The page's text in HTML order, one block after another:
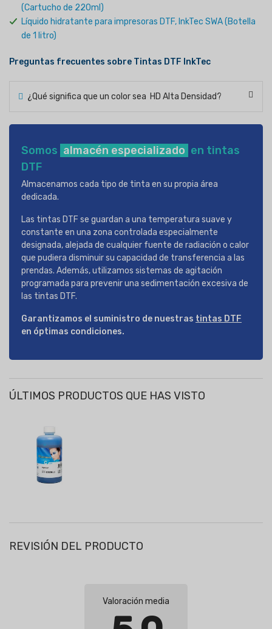
(Cartucho de 220ml)
Líquido hidratante para impresoras DTF, InkTec SWA (Botella
de 1 litro)
Preguntas frecuentes sobre Tintas DTF InkTec
¿Qué significa que un color sea HD Alta Densidad?
Somos almacén especializado en tintas
DTF
Almacenamos cada tipo de tinta en su propia área
dedicada.
Las tintas DTF se guardan a una temperatura suave y
constante en una zona controlada especialmente
designada, alejada de cualquier fuente de radiación o calor
que pudiera disminuir su capacidad de transferencia a las
prendas. Además, utilizamos sistemas de agitación
programada para prevenir una sedimentación excesiva de
las tintas DTF.
Garantizamos el suministro de nuestras tintas DTF
en óptimas condiciones.
ÚLTIMOS PRODUCTOS QUE HAS VISTO
REVISIÓN DEL PRODUCTO
Valoración media